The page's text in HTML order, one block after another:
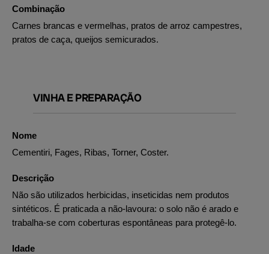
Combinação
Carnes brancas e vermelhas, pratos de arroz campestres,
pratos de caça, queijos semicurados.
VINHA E PREPARAÇÃO
Nome
Cementiri, Fages, Ribas, Torner, Coster.
Descrição
Não são utilizados herbicidas, inseticidas nem produtos
sintéticos. É praticada a não-lavoura: o solo não é arado e
trabalha-se com coberturas espontâneas para protegê-lo.
Idade